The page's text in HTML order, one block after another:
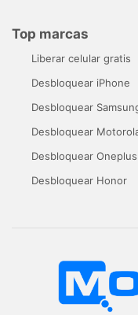
Top marcas
Liberar celular gratis
Desbloquear iPhone
Desbloquear
Desbloquear
Desbloquear Oneplus
Desbloquear Honor